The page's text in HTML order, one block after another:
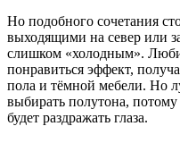
Но подобного сочетания
выходящими на север или
слишком «холодным».
понравиться эффект,
пола и тёмной мебели. Но
выбирать полутона,
будет раздражать глаза.